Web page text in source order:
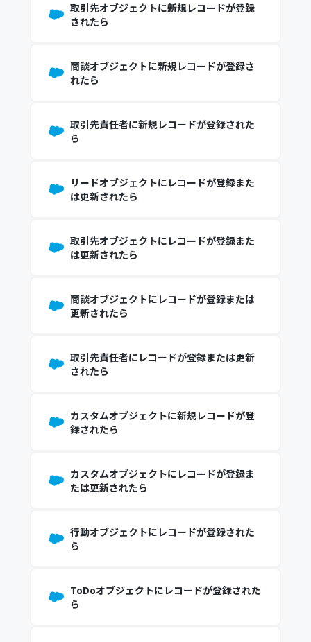
取引先オブジェクトに新規レコードが登録
されたら
商談オブジェクトに新規レコードが登録さ
れたら
取引先責任者に新規レコードが登録された
ら
リードオブジェクトにレコードが登録また
は更新されたら
取引先オブジェクトにレコードが登録また
は更新されたら
商談オブジェクトにレコードが登録または
更新されたら
取引先責任者にレコードが登録または更新
されたら
カスタムオブジェクトに新規レコードが登
録されたら
カスタムオブジェクトにレコードが登録ま
たは更新されたら
行動オブジェクトにレコードが登録された
ら
ToDoオブジェクトにレコードが登録された
ら